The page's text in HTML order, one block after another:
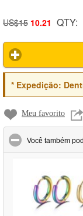
US$15 10.21 QTY:
*Expedição:
Meu favorito
Você também